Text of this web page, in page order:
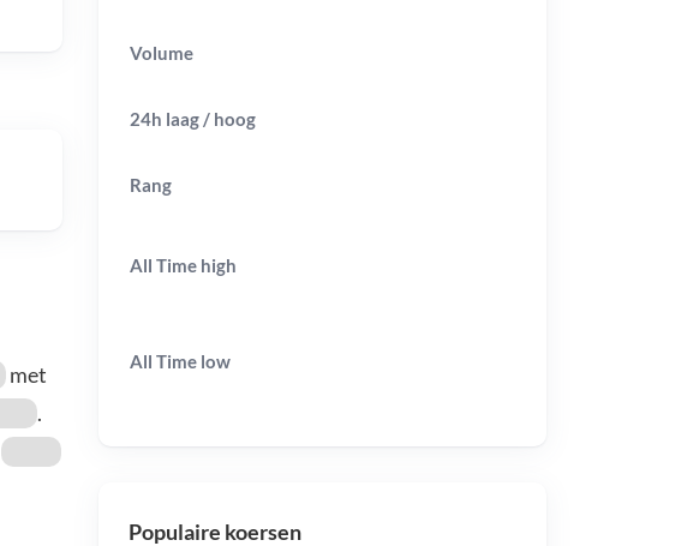
met
.
Volume
24h laag / hoog
Rang
All Time high
All Time low
Populaire koersen